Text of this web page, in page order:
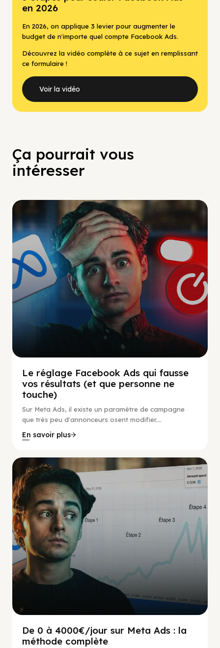
en 2026
En 2026, on applique 3 levier pour augmenter le
budget de n'importe quel compte Facebook Ads.
Découvrez la vidéo complète à ce sujet en remplissant
ce formulaire !
Voir la vidéo
Ça pourrait vous
intéresser
Social Scaling
Le réglage Facebook Ads qui fausse
vos résultats (et que personne ne
touche)
Sur Meta Ads, il existe un paramètre de campagne
que très peu d'annonceurs osent modifier....
En savoir plus
De 0 à 4000€/jour sur Meta Ads : la
méthode complète